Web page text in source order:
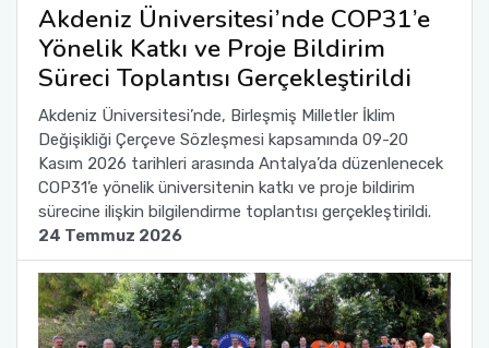
Akdeniz Üniversitesi’nde COP31’e
Yönelik Katkı ve Proje Bildirim
Süreci Toplantısı Gerçekleştirildi
Akdeniz Üniversitesi’nde, Birleşmiş Milletler İklim
Değişikliği Çerçeve Sözleşmesi kapsamında 09-20
Kasım 2026 tarihleri arasında Antalya’da düzenlenecek
COP31’e yönelik üniversitenin katkı ve proje bildirim
sürecine ilişkin bilgilendirme toplantısı gerçekleştirildi.
24 Temmuz 2026